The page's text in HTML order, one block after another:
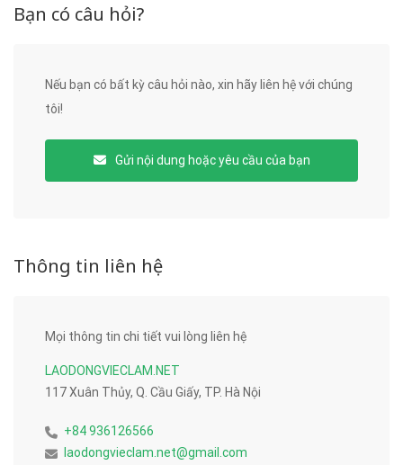
Bạn có câu hỏi?
Nếu bạn có bất kỳ câu hỏi nào, xin hãy liên hệ với chúng
tôi!
Gửi nội dung hoặc yêu cầu của bạn
Thông tin liên hệ
Mọi thông tin chi tiết vui lòng liên hệ
LAODONGVIECLAM.NET
117 Xuân Thủy, Q. Cầu Giấy, TP. Hà Nội
+84 936126566
laodongvieclam.net@gmail.com